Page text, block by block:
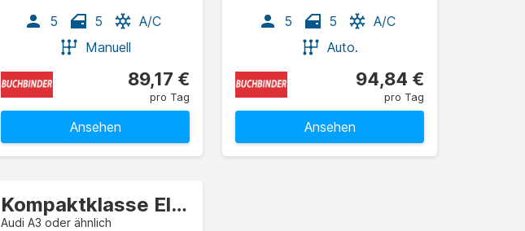
5 5
A/C
Manuell
89,17 €
pro Tag
Ansehen
5 5
A/C
Auto.
94,84 €
pro Tag
Ansehen
Kompaktklasse Elite
Audi A3 oder ähnlich